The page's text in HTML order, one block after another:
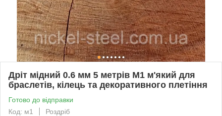
Дріт мідний 0.6 мм 5 метрів М1 м'який для
браслетів, кілець та декоративного плетіння
Готово до відправки
Код: м1
Роздріб